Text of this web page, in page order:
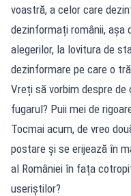
voastră, a celor care
dezinformați românii, așa
alegerilor, la lovitura de
dezinformare pe care o
Vreți să vorbim despre de
fugarul? Puii mei de
Tocmai acum, de vreo
postare și se erijează în
al României în fața
useriștilor?